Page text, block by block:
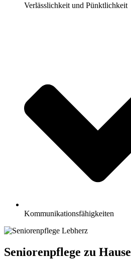
Verlässlichkeit und Pünktlichkeit
Kommunikationsfähigkeiten
Seniorenpflege zu Hause